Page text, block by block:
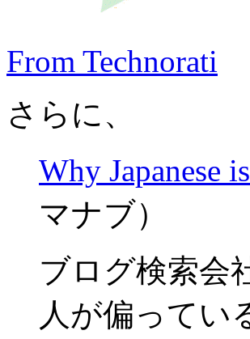
From Technorati
さらに、
Why Japanese
マナブ）
ブログ検索会
人が偏ってい